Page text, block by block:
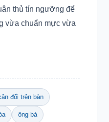
thủ tín ngưỡng để
vừa chuẩn mực vừa
đối trên bàn
ông bà